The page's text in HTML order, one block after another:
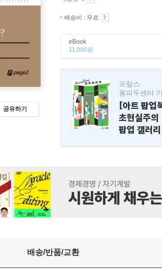
공유하기
배송비 : 무료
eBook
11,000원
프랑스
퐁피두센터
[아트 팝업
초현실주의
팝업 갤러리
배송/반품/교환